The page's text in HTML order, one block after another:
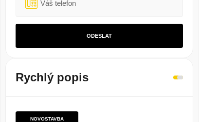
ODESLAT
Rychlý popis
NOVOSTAVBA